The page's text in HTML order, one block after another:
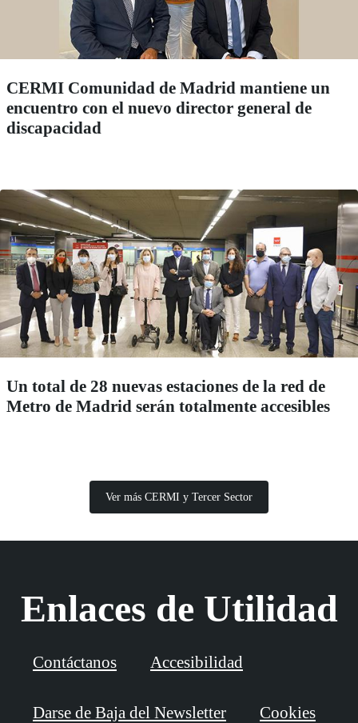
CERMI Comunidad de Madrid mantiene un
encuentro con el nuevo director general de
discapacidad
Un total de 28 nuevas estaciones de la red de
Metro de Madrid serán totalmente accesibles
Ver más CERMI y Tercer Sector
Enlaces de Utilidad
Contáctanos Accesibilidad
Darse de Baja del Newsletter Cookies